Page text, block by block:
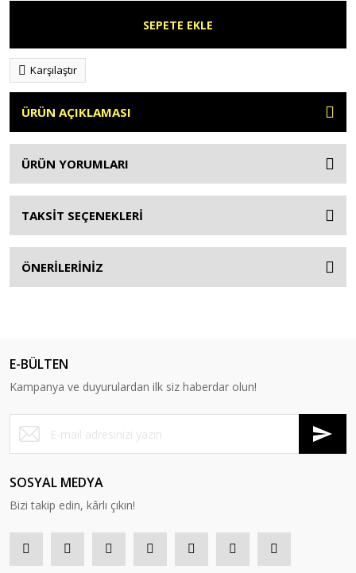
SEPETE EKLE
Karşılaştır
ÜRÜN AÇIKLAMASI
ÜRÜN YORUMLARI
TAKSİT SEÇENEKLERİ
ÖNERİLERİNİZ
E-BÜLTEN
Kampanya ve duyurulardan ilk siz haberdar olun!
SOSYAL MEDYA
Bizi takip edin, kârlı çıkın!